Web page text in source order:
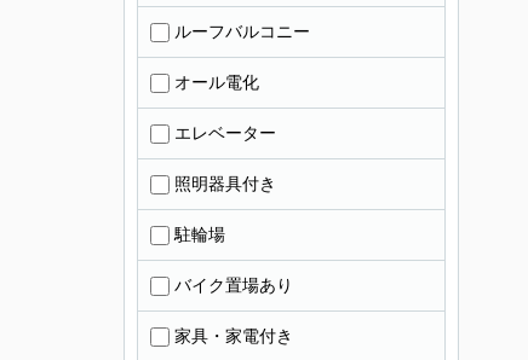
ルーフバルコニー
オール電化
エレベーター
照明器具付き
駐輪場
バイク置場あり
家具・家電付き